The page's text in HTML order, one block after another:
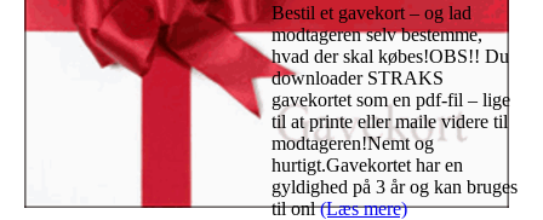
Bestil et gavekort – og lad
modtageren selv bestemme,
hvad der skal købes!OBS!! Du
downloader STRAKS
gavekortet som en pdf-fil – lige
til at printe eller maile videre til
modtageren!Nemt og
hurtigt.Gavekortet har en
gyldighed på 3 år og kan bruges
til onl(Læs mere)